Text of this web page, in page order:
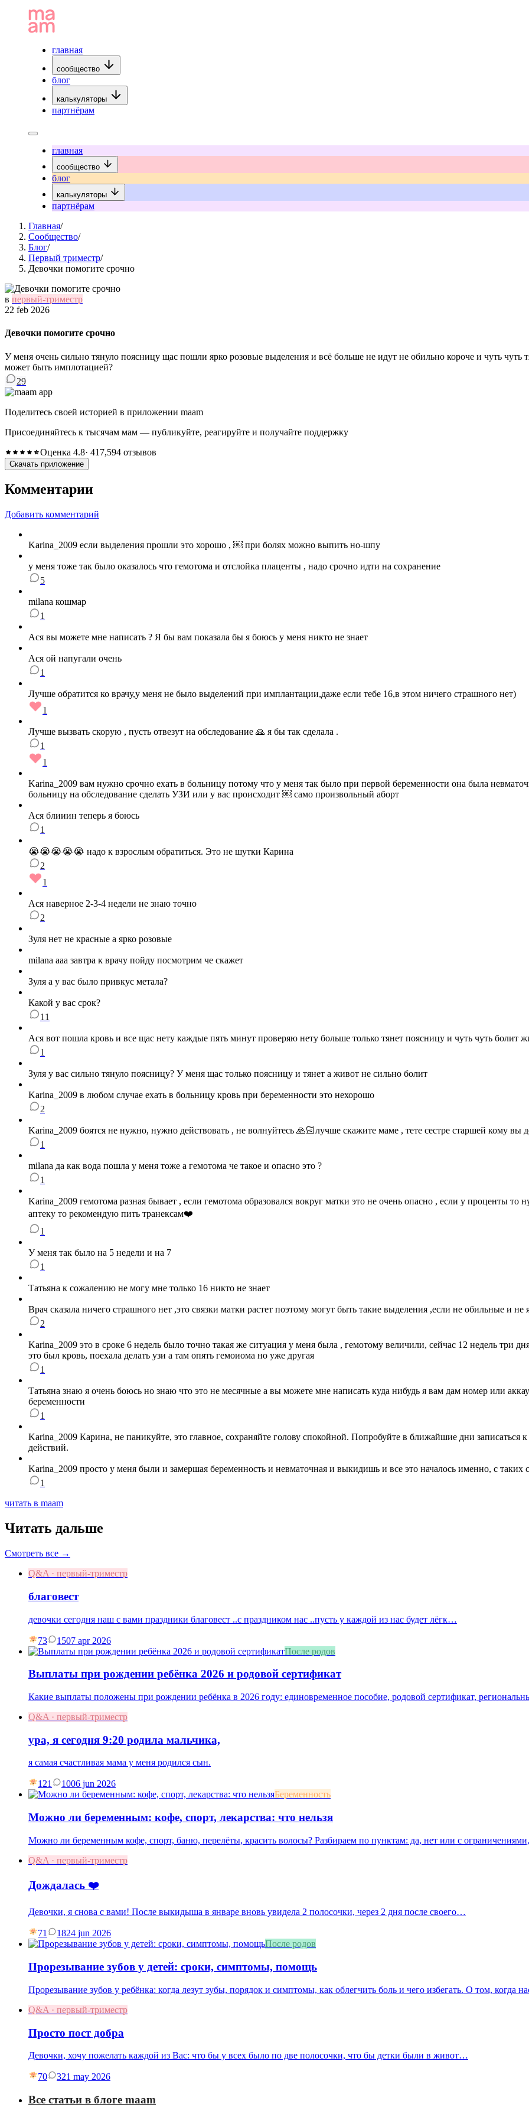
главная
сообщество
блог
калькуляторы
партнёрам
главная
сообщество
блог
калькуляторы
партнёрам
Главная/
Сообщество/
Блог/
Первый триместр/
Девочки помогите срочно
в первый-триместр
22 feb 2026
Девочки помогите срочно
У меня очень сильно тянуло поясницу щас пошли ярко розовые выделения и всё больше не идут не обильно короче и чуть чуть
может быть имплотацией?
29
Поделитесь своей историей в приложении maam
Присоединяйтесь к тысячам мам — публикуйте, реагируйте и получайте поддержку
Оценка 4.8· 417,594 отзывов
Скачать приложение
Комментарии
Добавить комментарий
Karina_2009 если выделения прошли это хорошо , ￼ при болях можно выпить но-шпу
у меня тоже так было оказалось что гемотома и отслойка плаценты , надо срочно идти на сохранение
5
milana кошмар
1
Ася вы можете мне написать ? Я бы вам показала бы я боюсь у меня никто не знает
Ася ой напугали очень
1
Лучше обратится ко врачу,у меня не было выделений при имплантации,даже если тебе 16,в этом ничего страшного нет)
1
Лучше вызвать скорую , пусть отвезут на обследование 🙏 я бы так сделала .
1
1
Karina_2009 вам нужно срочно ехать в больницу потому что у меня так было при первой беременности она была
больницу на обследование сделать УЗИ или у вас происходит ￼ само произвольный аборт
Ася блииин теперь я боюсь
1
😭😭😭😭😭 надо к взрослым обратиться. Это не шутки Карина
2
1
Ася наверное 2-3-4 недели не знаю точно
2
Зуля нет не красные а ярко розовые
milana ааа завтра к врачу пойду посмотрим че скажет
Зуля а у вас было привкус метала?
Какой у вас срок?
11
Ася вот пошла кровь и все щас нету каждые пять минут проверяю нету больше только тянет поясницу и чуть чуть болит
1
Зуля у вас сильно тянуло поясницу? У меня щас только поясницу и тянет а живот не сильно болит
Karina_2009 в любом случае ехать в больницу кровь при беременности это нехорошо
2
Karina_2009 боятся не нужно, нужно действовать , не волнуйтесь 🙏🏻лучше скажите маме , тете сестре старшей кому вы
1
milana да как вода пошла у меня тоже а гемотома че такое и опасно это ?
1
Karina_2009 гемотома разная бывает , если гемотома образовался вокруг матки это не очень опасно , если у проценты то
аптеку то рекомендую пить транексам❤️
1
У меня так было на 5 недели и на 7
1
Татьяна к сожалению не могу мне только 16 никто не знает
Врач сказала ничего страшного нет ,это связки матки растет поэтому могут быть такие выделения ,если не обильные и
2
Karina_2009 это в сроке 6 недель было точно такая же ситуация у меня была , гемотому величили, сейчас 12 недель три
это был кровь, поехала делать узи а там опять гемоиома но уже другая
1
Татьяна знаю я очень боюсь но знаю что это не месячные а вы можете мне написать куда нибудь я вам дам номер или
беременности
1
Karina_2009 Карина, не паникуйте, это главное, сохраняйте голову спокойной. Попробуйте в ближайшие дни записаться
действий.
Karina_2009 просто у меня были и замершая беременность и невматочная и выкидишь и все это началось именно, с
1
читать в maam
Читать дальше
Смотреть все →
Q&A · первый-триместр
благовест
девочки сегодня наш с вами праздники благовест ..с праздником нас ..пусть у каждой из нас будет лёгк…
73 1507 apr 2026
После родов
Выплаты при рождении ребёнка 2026 и родовой сертификат
Какие выплаты положены при рождении ребёнка в 2026 году: единовременное пособие, родовой сертификат,
Q&A · первый-триместр
ура, я сегодня 9:20 родила мальчика,
я самая счастливая мама у меня родился сын.
121 1006 jun 2026
Беременность
Можно ли беременным: кофе, спорт, лекарства: что нельзя
Можно ли беременным кофе, спорт, баню, перелёты, красить волосы? Разбираем по пунктам: да, нет или с
Q&A · первый-триместр
Дождалась ❤️
Девочки, я снова с вами! После выкидыша в январе вновь увидела 2 полосочки, через 2 дня после своего…
71 1824 jun 2026
После родов
Прорезывание зубов у детей: сроки, симптомы, помощь
Прорезывание зубов у ребёнка: когда лезут зубы, порядок и симптомы, как облегчить боль и чего избегать. О том, когда
Q&A · первый-триместр
Просто пост добра
Девочки, хочу пожелать каждой из Вас: что бы у всех было по две полосочки, что бы детки были в живот…
70 321 may 2026
Все статьи в блоге maam